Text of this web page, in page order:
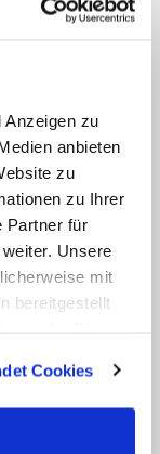
Anzeigen zu
anbieten
zu
zu Ihrer
Partner für
Unsere
mit
bereitgestellt
Cookies
in
ein.
Harry Melchert